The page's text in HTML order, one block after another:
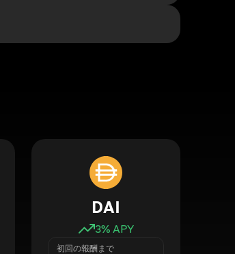
DAI
3% APY
初回の報酬まで